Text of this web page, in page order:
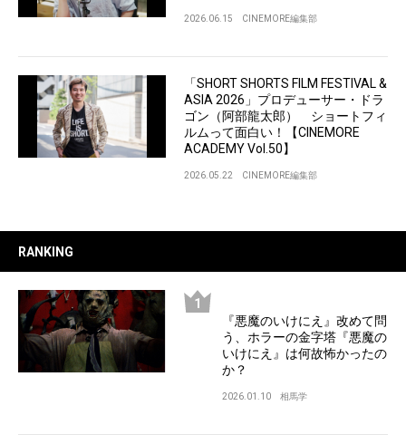
2026.06.15 CINEMORE編集部
「SHORT SHORTS FILM FESTIVAL &
ASIA 2026」プロデューサー・ドラ
ゴン（阿部龍太郎） ショートフィ
ルムって面白い！【CINEMORE
ACADEMY Vol.50】
2026.05.22 CINEMORE編集部
RANKING
『悪魔のいけにえ』改めて問
う、ホラーの金字塔『悪魔の
いけにえ』は何故怖かったの
か？
2026.01.10 相馬学